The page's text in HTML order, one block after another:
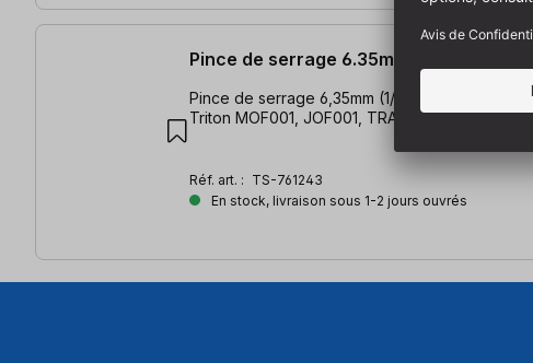
Pince de serrage 6.35mm Triton
Pince de serrage 6,35mm (1/4 pouce) | pour
Triton MOF001, JOF001, TRA001
Réf. art. : TS-761243
En stock, livraison sous 1-2 jours ouvrés